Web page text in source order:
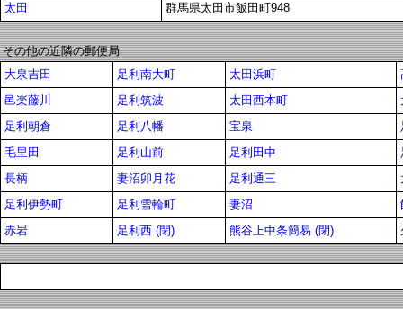
太田
群馬県太田市飯田町948
その他の近隣の郵便局
大泉吉田
足利南大町 太田浜町
邑楽藤川
足利筑波 太田西本町
足利朝倉
足利八幡 宝泉
毛里田
足利山前 足利田中
長柄
妻沼卯月花 足利通三
足利伊勢町
足利雪輪町 妻沼
赤岩
足利西 (閉) 熊谷上中条簡易 (閉)